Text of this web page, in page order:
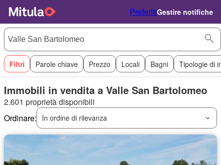
PreferitiGestire notifiche
Filtri Parole chiave Prezzo Locali Bagni Tipologie di
Immobili in vendita a Valle San Bartolomeo
2.601 proprietà disponibili
Ordinare:
In ordine di rilevanza